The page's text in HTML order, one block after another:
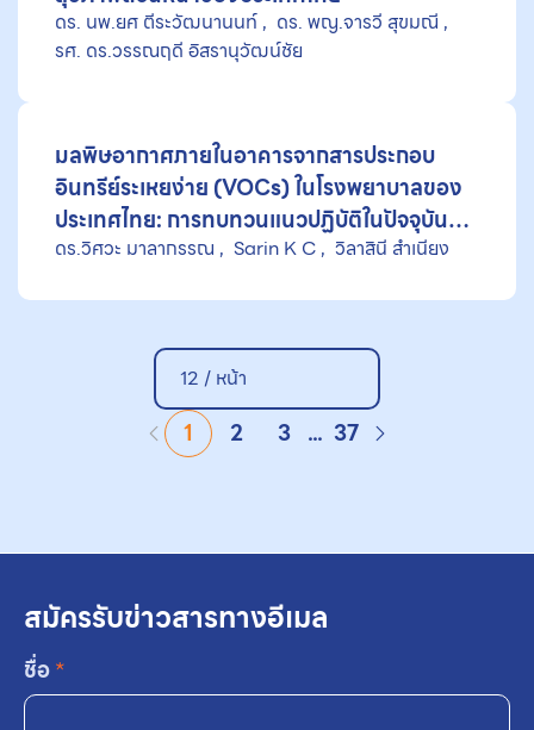
ดร. นพ.ยศ ตีระวัฒนานนท์
ดร. พญ.จารวี สุขมณี
รศ. ดร.วรรณฤดี อิสรานุวัฒน์ชัย
มลพิษอากาศภายในอาคารจากสารประกอบ
อินทรีย์ระเหยง่าย (VOCs) ในโรงพยาบาลของ
ประเทศไทย: การทบทวนแนวปฏิบัติในปัจจุบัน
ความท้าทาย และข้อเสนอแนะ
ดร.วิศวะ มาลากรรณ Sarin K C วิลาสินี สำเนียง
12 / หน้า
1 2 3 ... 37
สมัครรับข่าวสารทางอีเมล
ชื่อ*